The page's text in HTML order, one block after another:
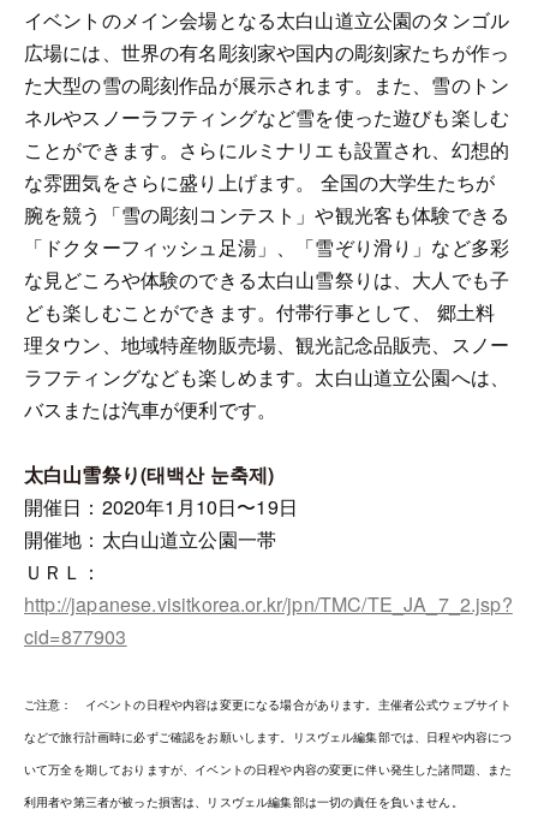
イベントのメイン会場となる太白山道立公園のタンゴル
広場には、世界の有名彫刻家や国内の彫刻家たちが作っ
た大型の雪の彫刻作品が展示されます。また、雪のトン
ネルやスノーラフティングなど雪を使った遊びも楽しむ
ことができます。さらにルミナリエも設置され、幻想的
な雰囲気をさらに盛り上げます。 全国の大学生たちが
腕を競う「雪の彫刻コンテスト」や観光客も体験できる
「ドクターフィッシュ足湯」、「雪ぞり滑り」など多彩
な見どころや体験のできる太白山雪祭りは、大人でも子
ども楽しむことができます。付帯行事として、 郷土料
理タウン、地域特産物販売場、観光記念品販売、スノー
ラフティングなども楽しめます。太白山道立公園へは、
バスまたは汽車が便利です。
太白山雪祭り(태백산 눈축제)
開催日：2020年1月10日〜19日
開催地：太白山道立公園一帯
ＵＲＬ：
http://japanese.visitkorea.or.kr/jpn/TMC/TE_JA_7_2.jsp?
cid=877903
ご注意： イベントの日程や内容は変更になる場合があります。主催者公式ウェブサイト
などで旅行計画時に必ずご確認をお願いします。リスヴェル編集部では、日程や内容につ
いて万全を期しておりますが、イベントの日程や内容の変更に伴い発生した諸問題、また
利用者や第三者が被った損害は、リスヴェル編集部は一切の責任を負いません。